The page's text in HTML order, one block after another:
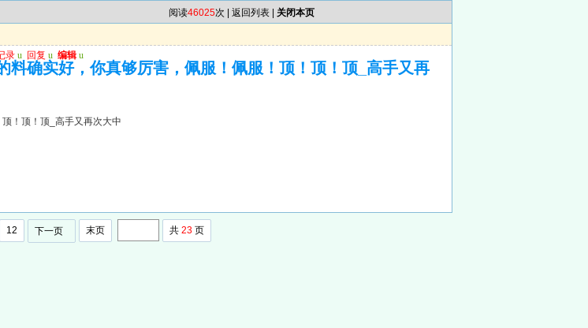
阅读46025次 | 返回列表 关闭本页
录 u 回复 u 编辑 u
料确实好，你真够厉害，佩服！佩服！顶！顶！顶_高手又再
！顶！顶_高手又再次大中
12 下一页 末页 共 23 页